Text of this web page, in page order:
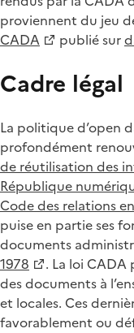
proviennent du jeu
CADA
publié sur
Cadre légal
La politique d’open
profondément
de réutilisation des
République
Code des relations
puise en partie ses
documents
1978
. La loi
des documents à
et locales. Ces
favorablement ou